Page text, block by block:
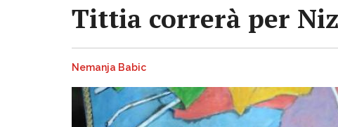
Tittia correrà per
Nemanja Babic